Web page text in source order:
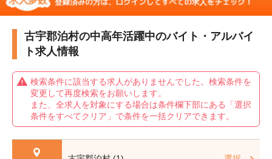
古宇郡泊村の中高年活躍中のバイト・アルバイ
ト求人情報
検索条件に該当する求人がありませんでした。検索条件を
変更して再度検索をお願いします。
また、全求人を対象にする場合は条件欄下部にある「選択
条件をすべてクリア」で条件を一括クリアできます。